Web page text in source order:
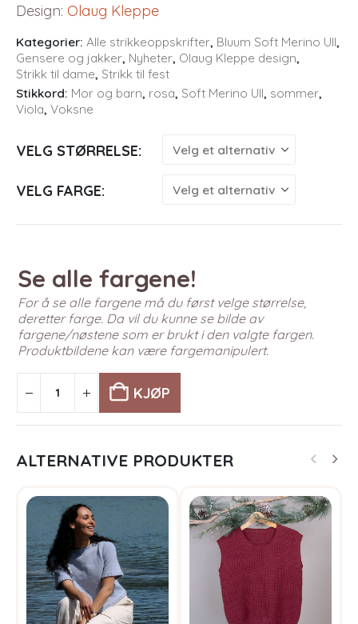
Design: Olaug Kleppe
Kategorier: Alle strikkeoppskrifter, Bluum Soft Merino Ull,
Gensere og jakker, Nyheter, Olaug Kleppe design,
Strikk til dame, Strikk til fest
Stikkord: Mor og barn, rosa, Soft Merino Ull, sommer,
Viola, Voksne
VELG STØRRELSE
VELG FARGE
Se alle fargene!
For å se alle fargene må du først velge størrelse,
deretter farge. Da vil du kunne se bilde av
fargene/nøstene som er brukt i den valgte fargen.
Produktbildene kan være fargemanipulert.
KJØP
ALTERNATIVE PRODUKTER